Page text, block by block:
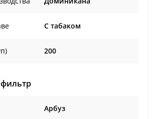
C табаком
200
Арбуз